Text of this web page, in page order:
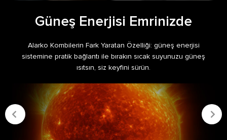
Güneş Enerjisi Emrinizde
Alarko Kombilerin Fark Yaratan Özelliği: güneş enerjisi
sistemine pratik bağlantı ile bırakın sıcak suyunuzu güneş
ısıtsın, siz keyfini sürün.